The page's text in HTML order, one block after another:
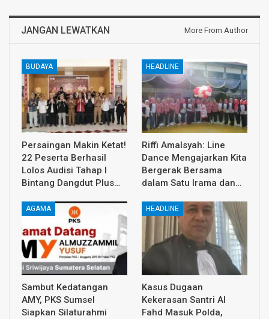
JANGAN LEWATKAN More From Author
BUDAYA
Persaingan Makin Ketat!
22 Peserta Berhasil
Lolos Audisi Tahap I
Bintang Dangdut Plus…
HEADLINE
Riffi Amalsyah: Line
Dance Mengajarkan Kita
Bergerak Bersama
dalam Satu Irama dan…
AGAMA
Sambut Kedatangan
AMY, PKS Sumsel
Siapkan Silaturahmi
HEADLINE
Kasus Dugaan
Kekerasan Santri Al
Fahd Masuk Polda,